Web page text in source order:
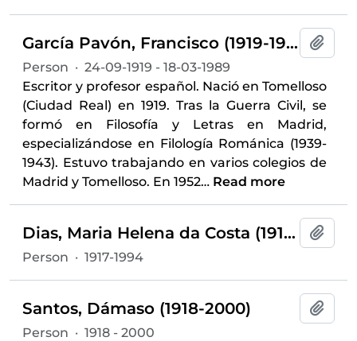
García Pavón, Francisco (1919-1989)
Person · 24-09-1919 - 18-03-1989
Escritor y profesor español. Nació en Tomelloso
(Ciudad Real) en 1919. Tras la Guerra Civil, se
formó en Filosofía y Letras en Madrid,
especializándose en Filología Románica (1939-
1943). Estuvo trabajando en varios colegios de
Madrid y Tomelloso. En 1952… Read more
Dias, Maria Helena da Costa (1917-1994)
Person · 1917-1994
Santos, Dámaso (1918-2000)
Person · 1918 - 2000